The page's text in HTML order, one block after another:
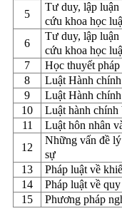
5
Tư duy, lập
cứu khoa học
6
Tư duy, lập
cứu khoa học
7
Học thuyết
8
Luật Hành chính
9
Luật Hành
10
Luật hành chính
11
Luật hôn nhân
12
Những vấn đề
sự
13
Pháp luật về
14
Pháp luật về
15
Phương pháp